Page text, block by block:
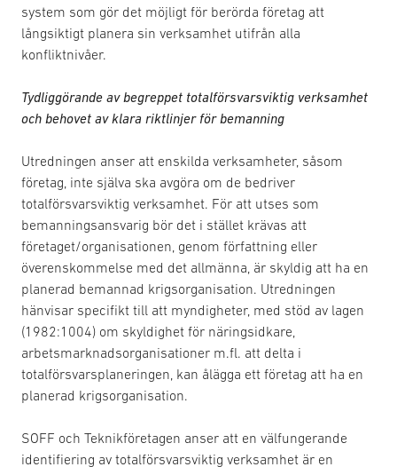
system som gör det möjligt för berörda företag att
långsiktigt planera sin verksamhet utifrån alla
konfliktnivåer.
Tydliggörande av begreppet totalförsvarsviktig verksamhet
och behovet av klara riktlinjer för bemanning
Utredningen anser att enskilda verksamheter, såsom
företag, inte själva ska avgöra om de bedriver
totalförsvarsviktig verksamhet. För att utses som
bemanningsansvarig bör det i stället krävas att
företaget/organisationen, genom författning eller
överenskommelse med det allmänna, är skyldig att ha en
planerad bemannad krigsorganisation. Utredningen
hänvisar specifikt till att myndigheter, med stöd av lagen
(1982:1004) om skyldighet för näringsidkare,
arbetsmarknadsorganisationer m.fl. att delta i
totalförsvarsplaneringen, kan ålägga ett företag att ha en
planerad krigsorganisation.
SOFF och Teknikföretagen anser att en välfungerande
identifiering av totalförsvarsviktig verksamhet är en